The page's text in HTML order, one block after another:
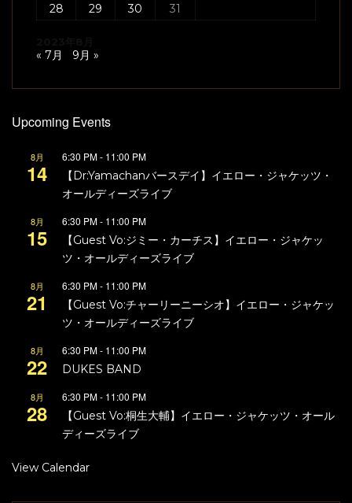
28
29 30 31
« 7月 9月 »
Upcoming Events
8月
14
6:30 PM- 11:00 PM
【Dr:Yamachanバースデイ】イエロー・ジャケッツ・
オールディーズライブ
8月
15
6:30 PM- 11:00 PM
【Guest Vo:ジミー・カーチス】イエロー・ジャケッ
ツ・オールディーズライブ
8月
21
6:30 PM- 11:00 PM
【Guest Vo:チャーリーニーシオ】イエロー・ジャケッ
ツ・オールディーズライブ
8月
22
6:30 PM- 11:00 PM
DUKES BAND
8月
28
6:30 PM- 11:00 PM
【Guest Vo:桐生大輔】イエロー・ジャケッツ・オール
ディーズライブ
View Calendar